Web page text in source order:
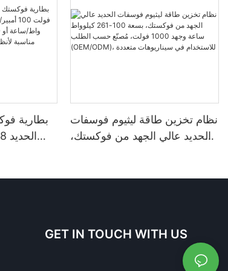
بطارية
نظام تخزين طاقة ليثيوم فوسفات
الحديد عالي الجهد من فوكستك،
GET IN TOUCH WITH US